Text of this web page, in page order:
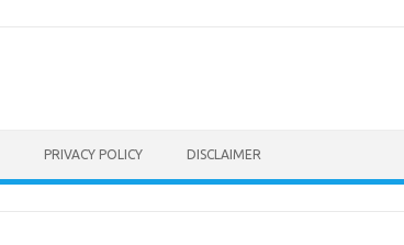
PRIVACY POLICY DISCLAIMER